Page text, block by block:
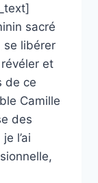
sacré
se libérer
et
de ce
Camille
des
l’ai